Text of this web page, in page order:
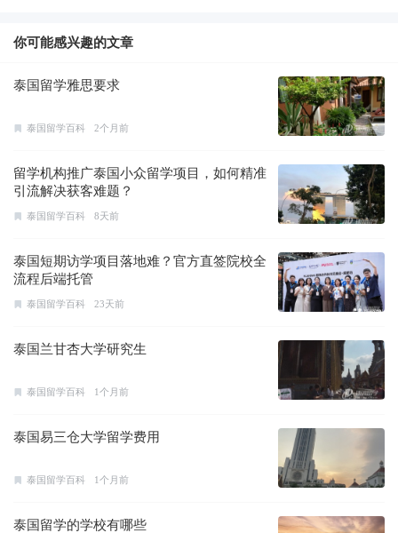
你可能感兴趣的文章
泰国留学雅思要求
泰国留学百科 2个月前
留学机构推广泰国小众留学项目，如何精准
引流解决获客难题？
泰国留学百科 8天前
泰国短期访学项目落地难？官方直签院校全
流程后端托管
泰国留学百科 23天前
泰国兰甘杏大学研究生
泰国留学百科 1个月前
泰国易三仓大学留学费用
泰国留学百科 1个月前
泰国留学的学校有哪些